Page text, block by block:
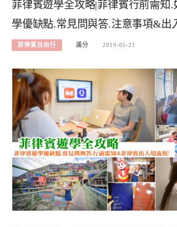
菲律賓遊學全攻略|菲律賓行前需知
學優缺點.常見問與答.注意事項&出
菲律賓自由行 滿分 2019-05-21